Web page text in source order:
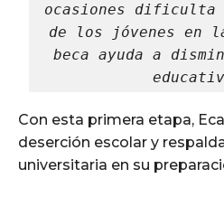
ocasiones dificulta
de los jóvenes en
beca ayuda a
Con esta primera etapa,
deserción escolar y
universitaria en su